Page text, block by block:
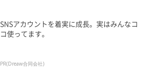
SNSアカウントを着実に成長。実はみんなコ
コ使ってます。
PR(Dreaw合同会社)